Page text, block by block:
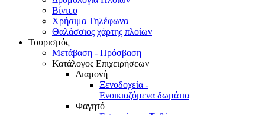
Βίντεο
Χρήσιμα Τηλέφωνα
Θαλάσσιος χάρτης πλοίων
Τουρισμός
Μετάβαση - Πρόσβαση
Κατάλογος Επιχειρήσεων
Διαμονή
Ξενοδοχεία -
Ενοικιαζόμενα δωμάτια
Φαγητό